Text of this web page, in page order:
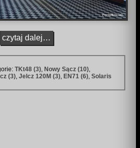
czytaj dalej…
TKt48 (3), Nowy Sącz (10),
(3), Jelcz 120M (3), EN71 (6), Solaris